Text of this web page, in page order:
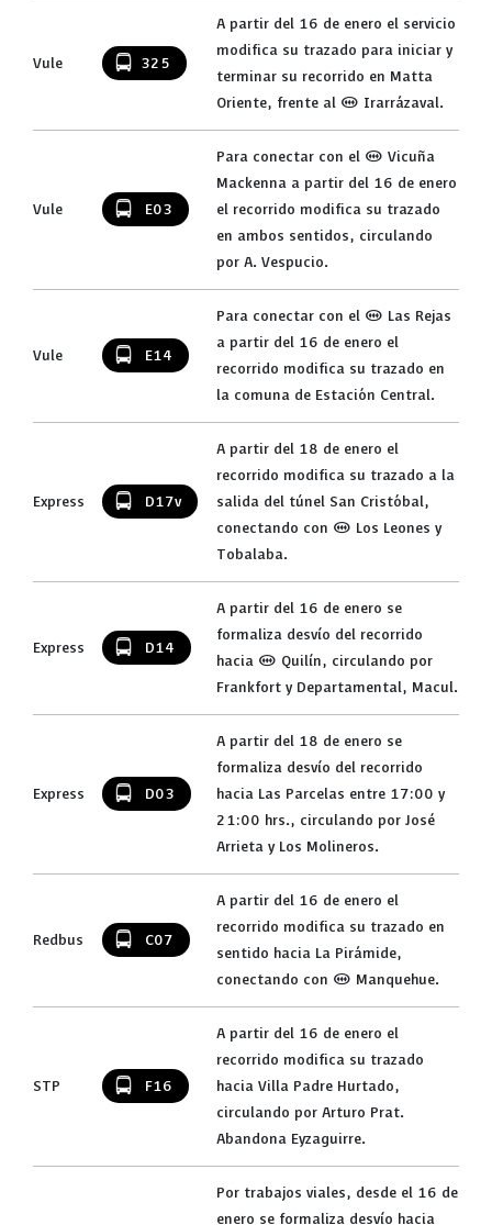
Vule 325
A partir del 16 de enero el servicio
modifica su trazado para iniciar y
terminar su recorrido en Matta
Oriente, frente al (M) Irarrázaval.
Vule E03
Para conectar con el (M) Vicuña
Mackenna a partir del 16 de enero
el recorrido modifica su trazado
en ambos sentidos, circulando
por A. Vespucio.
Vule E14
Para conectar con el (M) Las Rejas
a partir del 16 de enero el
recorrido modifica su trazado en
la comuna de Estación Central.
Express D17v
A partir del 18 de enero el
recorrido modifica su trazado a la
salida del túnel San Cristóbal,
conectando con (M) Los Leones y
Tobalaba.
Express D14
A partir del 16 de enero se
formaliza desvío del recorrido
hacia (M) Quilín, circulando por
Frankfort y Departamental, Macul.
Express D03
A partir del 18 de enero se
formaliza desvío del recorrido
hacia Las Parcelas entre 17:00 y
21:00 hrs., circulando por José
Arrieta y Los Molineros.
Redbus C07
A partir del 16 de enero el
recorrido modifica su trazado en
sentido hacia La Pirámide,
conectando con (M) Manquehue.
STP F16
A partir del 16 de enero el
recorrido modifica su trazado
hacia Villa Padre Hurtado,
circulando por Arturo Prat.
Abandona Eyzaguirre.
Por trabajos viales, desde el 16 de
enero se formaliza desvío hacia